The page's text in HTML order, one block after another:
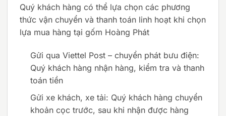
Quý khách hàng có thể lựa chọn các phương
thức vận chuyển và thanh toán linh hoạt khi chọn
lựa mua hàng tại gốm Hoàng Phát
Gửi qua Viettel Post – chuyển phát bưu điện:
Quý khách hàng nhận hàng, kiểm tra và thanh
toán tiền
Gửi xe khách, xe tải: Quý khách hàng chuyển
khoản cọc trước, sau khi nhận được hàng